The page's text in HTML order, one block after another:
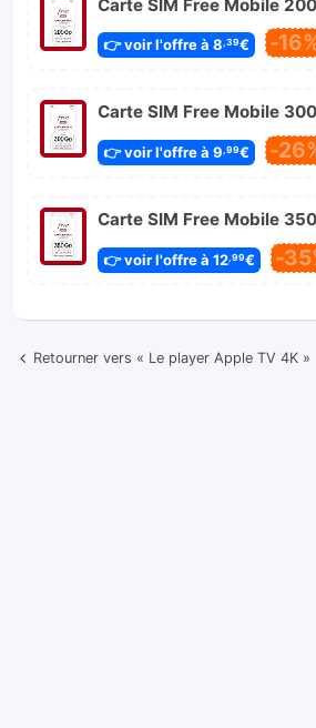
Carte SIM Free Mobile
👉 voir l'offre à 8,39€ -
Carte SIM Free Mobile
👉 voir l'offre à 9 ,99€ -
Carte SIM Free Mobile
👉 voir l'offre à 12,99€ -
Retourner vers « Le player Apple TV 4K »